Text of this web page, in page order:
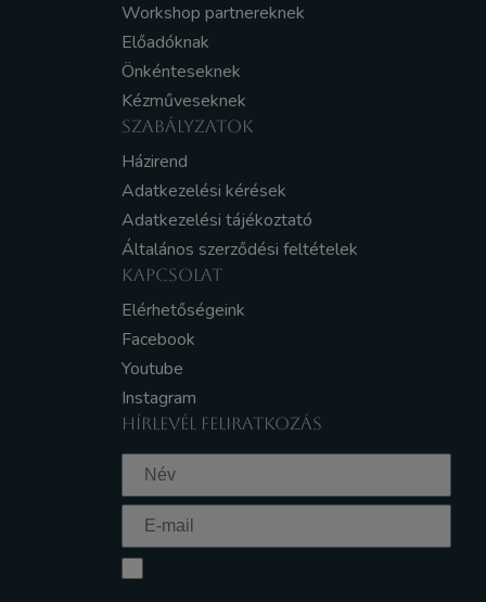
Workshop partnereknek
Előadóknak
Önkénteseknek
Kézműveseknek
SZABÁLYZATOK
Házirend
Adatkezelési kérések
Adatkezelési tájékoztató
Általános szerződési feltételek
KAPCSOLAT
Elérhetőségeink
Facebook
Youtube
Instagram
HÍRLEVÉL FELIRATKOZÁS